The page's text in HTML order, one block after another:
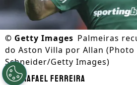
© Getty Images Palmeiras
do Aston Villa por Allan (Photo
Schneider/Getty Images)
PorRafael Ferreira